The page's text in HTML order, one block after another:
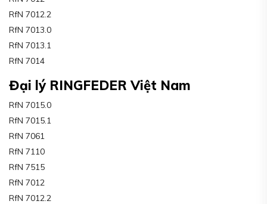
RfN 7012.2
RfN 7013.0
RfN 7013.1
RfN 7014
Đại lý RINGFEDER Việt Nam
RfN 7015.0
RfN 7015.1
RfN 7061
RfN 7110
RfN 7515
RfN 7012
RfN 7012.2